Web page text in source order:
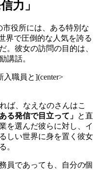
力」
市役所には、ある特別な
界で圧倒的な人気を誇る
。彼女の訪問の目的は、
講話。
職員と](center>
ば、なえなのさんはこ
る発信で目立って」 と直
を選んだ彼らに対し、イ
しい世界に身を置く彼女
。
員であっても、自分の個